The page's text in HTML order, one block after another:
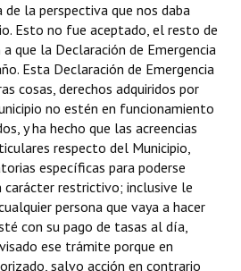
la perspectiva que nos daba
Esto no fue aceptado, el resto de
que la Declaración de Emergencia
Esta Declaración de Emergencia
cosas, derechos adquiridos por
no estén en funcionamiento
y ha hecho que las acreencias
respecto del Municipio,
específicas para poderse
carácter restrictivo; inclusive le
persona que vaya a hacer
con su pago de tasas al día,
ese trámite porque en
salvo acción en contrario